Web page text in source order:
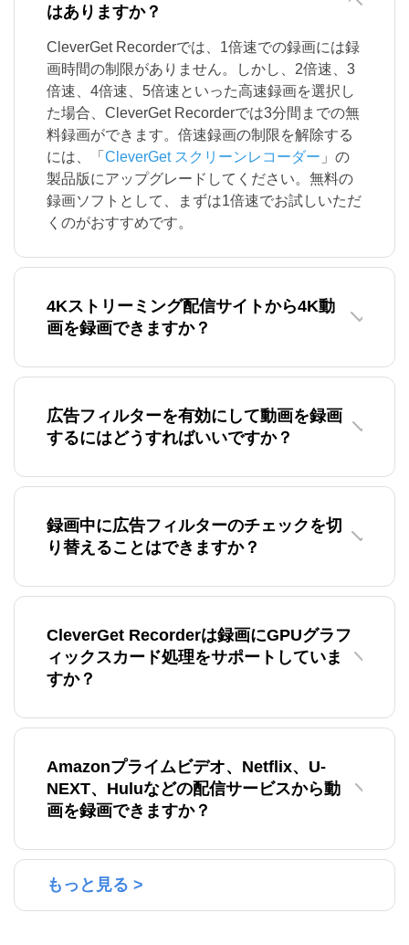
はありますか？
CleverGet Recorderでは、1倍速での録画には録
画時間の制限がありません。しかし、2倍速、3
倍速、4倍速、5倍速といった高速録画を選択し
た場合、CleverGet Recorderでは3分間までの無
料録画ができます。倍速録画の制限を解除する
には、「 CleverGet スクリーンレコーダー 」の
製品版にアップグレードしてください。無料の
録画ソフトとして、まずは1倍速でお試しいただ
くのがおすすめです。
4Kストリーミング配信サイトから4K動
画を録画できますか？
広告フィルターを有効にして動画を録画
するにはどうすればいいですか？
録画中に広告フィルターのチェックを切
り替えることはできますか？
CleverGet Recorderは録画にGPUグラフ
ィックスカード処理をサポートしていま
すか？
Amazonプライムビデオ、Netflix、U-
NEXT、Huluなどの配信サービスから動
画を録画できますか？
もっと見る >